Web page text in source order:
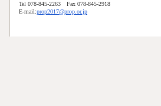
Tel 078-845-2263 Fax 078-845-2918
E-mail:prop2017@prop.or.jp